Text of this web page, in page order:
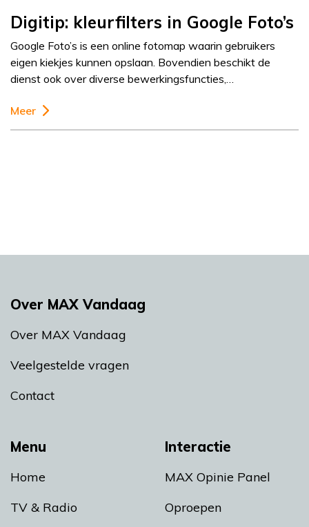
Digitip: kleurfilters in Google Foto’s
Google Foto’s is een online fotomap waarin gebruikers
eigen kiekjes kunnen opslaan. Bovendien beschikt de
dienst ook over diverse bewerkingsfuncties,…
Meer
Menu
Home
TV & Radio
Interactie
MAX Opinie Panel
Oproepen
Over MAX Vandaag
Over MAX Vandaag
Veelgestelde vragen
Contact